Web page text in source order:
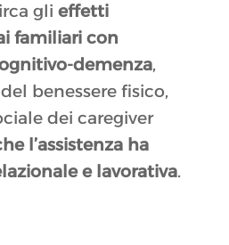
gli effetti
familiari con
demenza,
benessere fisico,
dei caregiver
l’assistenza ha
e lavorativa.